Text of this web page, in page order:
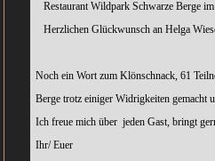
Restaurant Wildpark Schwarze Berge
Herzlichen Glückwunsch an Helga
Noch ein Wort zum Klönschnack, 61
Berge trotz einiger Widrigkeiten gemacht
Ich freue mich über jeden Gast, bringt
Ihr/ Euer